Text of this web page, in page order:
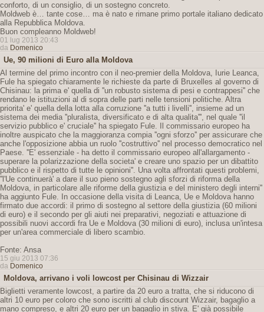
conforto, di un consiglio, di un sostegno concreto.
Moldweb è… tante cose… ma è nato e rimane primo portale italiano dedicato
alla Repubblica Moldova.
Buon compleanno Moldweb!
01 lug 2013 20:43
da Domenico
Ue, 90 milioni di Euro alla Moldova
Al termine del primo incontro con il neo-premier della Moldova, Iurie Leanca,
Fule ha spiegato chiaramente le richieste da parte di Bruxelles al governo di
Chisinau: la prima e' quella di ''un robusto sistema di pesi e contrappesi'' che
rendano le istituzioni al di sopra delle parti nelle tensioni politiche. Altra
priorita' e' quella della lotta alla corruzione ''a tutti i livelli'', insieme ad un
sistema dei media ''pluralista, diversificato e di alta qualita''', nel quale ''il
servizio pubblico e' cruciale'' ha spiegato Fule. Il commissario europeo ha
inoltre auspicato che la maggioranza compia ''ogni sforzo'' per assicurare che
anche l'opposizione abbia un ruolo ''costruttivo'' nel processo democratico nel
Paese. ''E' essenziale - ha detto il commissario europeo all'allargamento -
superare la polarizzazione della societa' e creare uno spazio per un dibattito
pubblico e il rispetto di tutte le opinioni''. Una volta affrontati questi problemi,
''l'Ue continuerà' a dare il suo pieno sostegno agli sforzi di riforma della
Moldova, in particolare alle riforme della giustizia e del ministero degli interni''
ha aggiunto Fule. In occasione della visita di Leanca, Ue e Moldova hanno
firmato due accordi: il primo di sostegno al settore della giustizia (60 milioni
di euro) e il secondo per gli aiuti nei preparativi, negoziati e attuazione di
possibili nuovi accordi fra Ue e Moldova (30 milioni di euro), inclusa un'intesa
per un'area commerciale di libero scambio.
Fonte: Ansa
15 giu 2013 07:36
da Domenico
Moldova, arrivano i voli lowcost per Chisinau di Wizzair
Biglietti veramente lowcost, a partire da 20 euro a tratta, che si riducono di
altri 10 euro per coloro che sono iscritti al club discount Wizzair, bagaglio a
mano compreso, e altri 20 euro per un bagaglio in stiva. E' già possibile